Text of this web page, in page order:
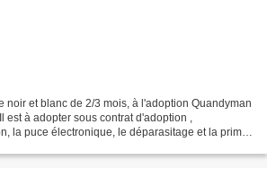
noir et blanc de 2/3 mois, à l'adoption Quandyman
est à adopter sous contrat d'adoption ,
la puce électronique, le déparasitage et la primo